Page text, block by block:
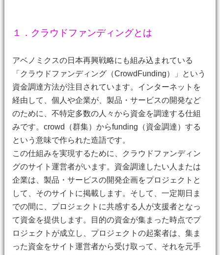
１．クラウドファンディングとは
アベノミクスの日本再興戦略にも組み込まれている
「クラウドファンディング（CrowdFunding）」という
資金調達方法が注目されています。インターネットを
経由して、個人や企業が、製品・サービスの開発など
のために、不特定多数の人々から資金を調達する仕組
みです。crowd（群集）からfunding（資金調達）する
という意味で作られた造語です。
この仕組みを実現するために、クラウドファンディン
グのサイト運営者がいます。資金調達したい人または
企業は、製品・サービスの開発企画をプロジェクトと
して、そのサイトに掲載します。そして、一定期日ま
での間に、プロジェクトに共感する人が支援者となっ
て資金を提供します。目的の資金が集まった時点でプ
ロジェクトが成立し、プロジェクトの起案者は、集ま
った資金をサイト運営者から受け取って、それを元手